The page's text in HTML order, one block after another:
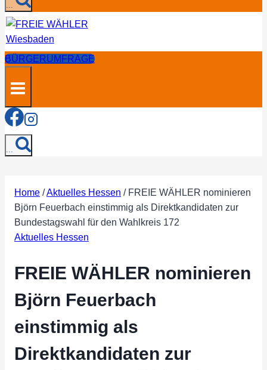
...
BÜRGERUMFRAGE
...
Home /Aktuelles Hessen / FREIE WÄHLER nominieren
Björn Feuerbach einstimmig als Direktkandidaten zur
Bundestagswahl für den Wahlkreis 172
Aktuelles Hessen
FREIE WÄHLER nominieren
Björn Feuerbach
einstimmig als
Direktkandidaten zur